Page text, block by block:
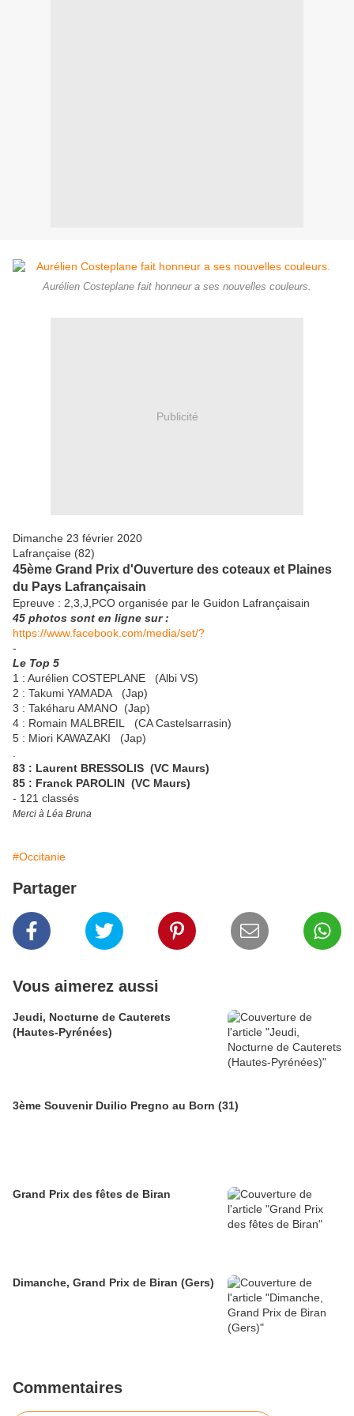
Aurélien Costeplane fait honneur a ses nouvelles couleurs.
Publicité
Dimanche 23 février 2020
Lafrançaise (82)
45ème Grand Prix d'Ouverture des coteaux et Plaines
du Pays Lafrançaisain
Epreuve : 2,3,J,PCO organisée par le Guidon Lafrançaisain
45 photos sont en ligne sur :
https://www.facebook.com/media/set/?
-
Le Top 5
1 : Aurélien COSTEPLANE (Albi VS)
2 : Takumi YAMADA (Jap)
3 : Takéharu AMANO (Jap)
4 : Romain MALBREIL (CA Castelsarrasin)
5 : Miori KAWAZAKI (Jap)
83 : Laurent BRESSOLIS (VC Maurs)
85 : Franck PAROLIN (VC Maurs)
- 121 classés
Merci à Léa Bruna
#Occitanie
Partager
Vous aimerez aussi
Jeudi, Nocturne de Cauterets
(Hautes-Pyrénées)
3ème Souvenir Duilio Pregno au Born (31)
Grand Prix des fêtes de Biran
Dimanche, Grand Prix de Biran (Gers)
Commentaires